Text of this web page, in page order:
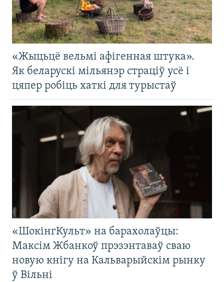
«Жыцьцё вельмі афігенная штука».
Як беларускі мільянэр страціў усё і
цяпер робіць хаткі для турыстаў
«ШокінгКульт» на барахолаўцы:
Максім Жбанкоў прэзэнтаваў сваю
новую кнігу на Кальварыйскім рынку
ў Вільні